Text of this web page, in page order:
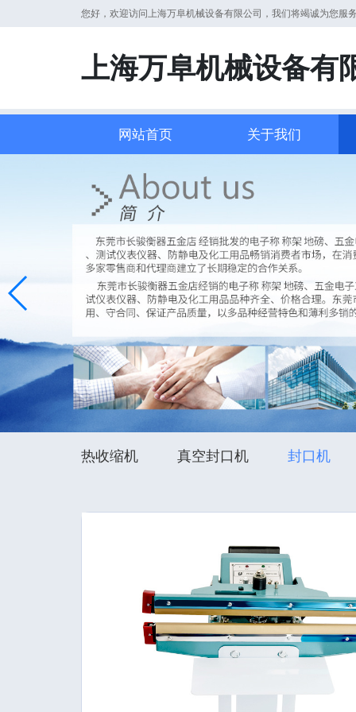
您好，欢迎访问上海万阜机械设备有限公司，我们将竭诚为您服
上海万阜机械设备有
网站首页 关于我们
热收缩机 真空封口机 封口机